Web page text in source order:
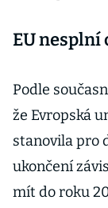
EU nesplní
Podle
že Evropská
stanovila pro
ukončení
mít do roku